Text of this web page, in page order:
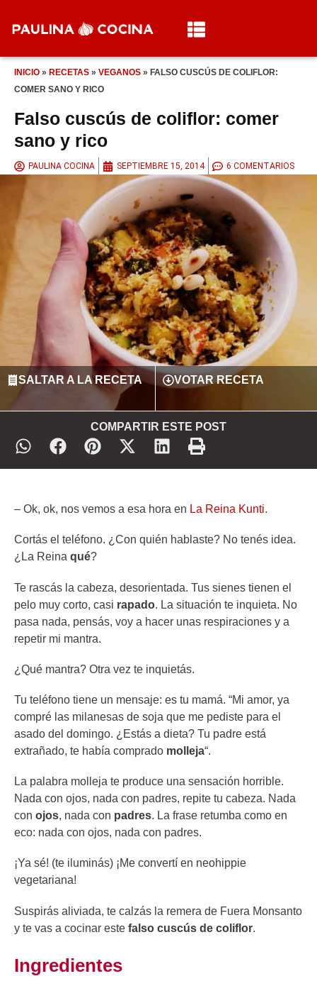
INICIO » RECETAS » VEGANOS » FALSO CUSCÚS DE COLIFLOR:
COMER SANO Y RICO
Falso cuscús de coliflor: comer
sano y rico
PAULINA COCINA SEPTIEMBRE 15, 2014 6 COMENTARIOS
SALTAR A LA RECETA VOTAR RECETA
COMPARTIR ESTE POST
– Ok, ok, nos vemos a esa hora en La Reina Kunti.
Cortás el teléfono. ¿Con quién hablaste? No tenés idea.
¿La Reina qué?
Te rascás la cabeza, desorientada. Tus sienes tienen el
pelo muy corto, casi rapado. La situación te inquieta. No
pasa nada, pensás, voy a hacer unas respiraciones y a
repetir mi mantra.
¿Qué mantra? Otra vez te inquietás.
Tu teléfono tiene un mensaje: es tu mamá. “Mi amor, ya
compré las milanesas de soja que me pediste para el
asado del domingo. ¿Estás a dieta? Tu padre está
extrañado, te había comprado molleja“.
La palabra molleja te produce una sensación horrible.
Nada con ojos, nada con padres, repite tu cabeza. Nada
con ojos, nada con padres. La frase retumba como en
eco: nada con ojos, nada con padres.
¡Ya sé! (te iluminás) ¡Me convertí en neohippie
vegetariana!
Suspirás aliviada, te calzás la remera de Fuera Monsanto
y te vas a cocinar este falso cuscús de coliflor.
Ingredientes